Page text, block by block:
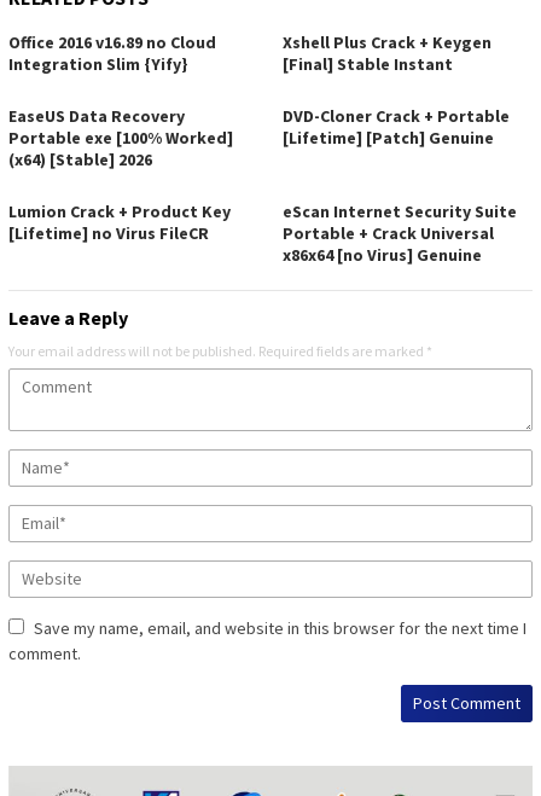
Office 2016 v16.89 no Cloud
Integration Slim {Yify}
Xshell Plus Crack + Keygen
[Final] Stable Instant
EaseUS Data Recovery
Portable exe [100% Worked]
(x64) [Stable] 2026
DVD-Cloner Crack + Portable
[Lifetime] [Patch] Genuine
Lumion Crack + Product Key
[Lifetime] no Virus FileCR
eScan Internet Security Suite
Portable + Crack Universal
x86x64 [no Virus] Genuine
Leave a Reply
Your email address will not be published. Required fields are marked *
Save my name, email, and website in this browser for the next time I
comment.